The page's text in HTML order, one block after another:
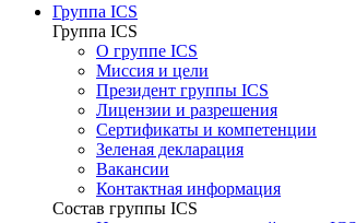
Группа ICS
Группа ICS
О группе ICS
Миссия и цели
Президент группы ICS
Лицензии и разрешения
Сертификаты и компетенции
Зеленая декларация
Вакансии
Контактная информация
Состав группы ICS